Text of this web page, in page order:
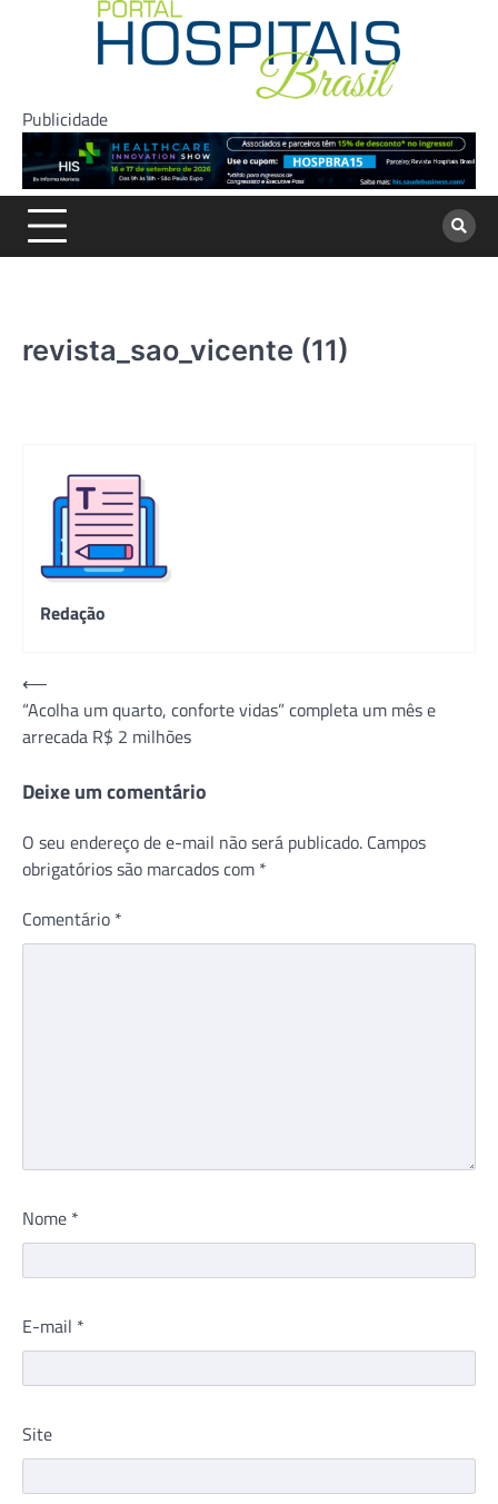
Publicidade
revista_sao_vicente (11)
Redação
Navegação
de
Post
⟵
“Acolha um quarto, conforte vidas” completa um mês e
arrecada R$ 2 milhões
Deixe um comentário
O seu endereço de e-mail não será publicado. Campos
obrigatórios são marcados com *
Comentário *
Nome *
E-mail *
Site